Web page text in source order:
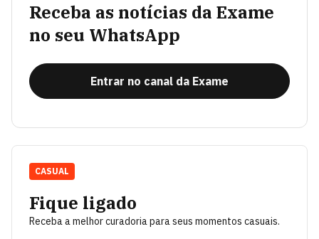
Receba as notícias da Exame
no seu WhatsApp
Entrar no canal da Exame
Fique ligado
Receba a melhor curadoria para seus momentos casuais.
CASUAL